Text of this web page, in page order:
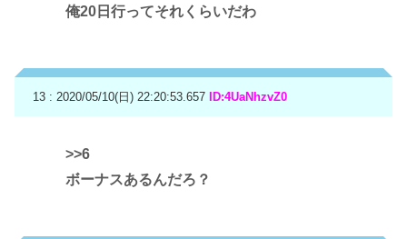
俺20日行ってそれくらいだわ
13 : 2020/05/10(日) 22:20:53.657 ID:4UaNhzvZ0
>>6
ボーナスあるんだろ？